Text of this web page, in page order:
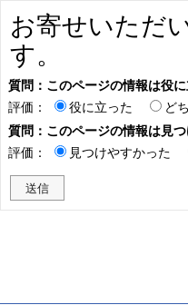
お寄せいただ
す。
質問：このページの情報は役
評価：
役に立った ど
質問：このページの情報は見
評価：
見つけやすかった